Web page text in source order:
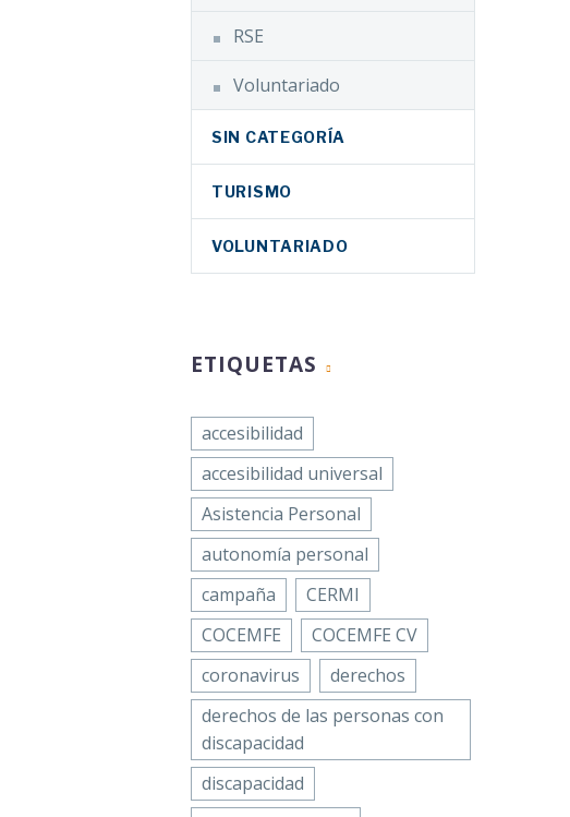
RSE
Voluntariado
SIN CATEGORÍA
TURISMO
VOLUNTARIADO
ETIQUETAS
accesibilidad
accesibilidad universal
Asistencia Personal
autonomía personal
campaña
CERMI
COCEMFE
COCEMFE CV
coronavirus
derechos
derechos de las personas con
discapacidad
discapacidad